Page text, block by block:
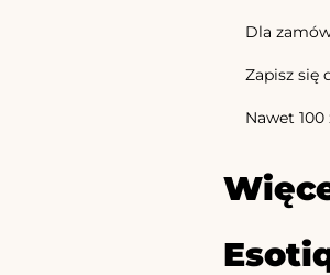
Dla
Zapisz się
Nawet